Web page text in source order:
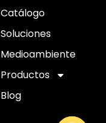
Catálogo
Soluciones
Medioambiente
Productos
Blog